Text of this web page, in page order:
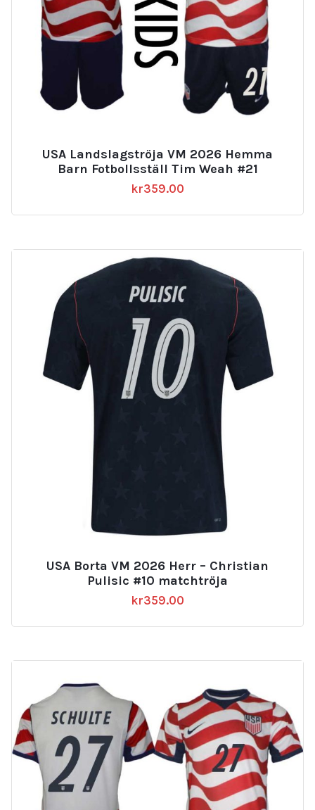
USA Landslagströja VM 2026 Hemma
Barn Fotbollsställ Tim Weah #21
kr359.00
USA Borta VM 2026 Herr – Christian
Pulisic #10 matchtröja
kr359.00